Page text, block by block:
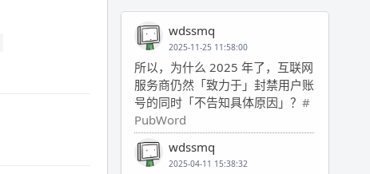
wdssmq
2025-11-25 11:58:00
所以，为什么 2025 年了，互联网
服务商仍然「致力于」封禁用户账
号的同时「不告知具体原因」？ #
PubWord
wdssmq
2025-04-11 15:38:32